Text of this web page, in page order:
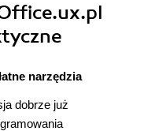
narzędzia
dobrze już